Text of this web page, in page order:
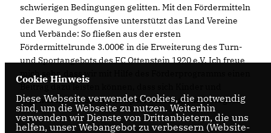
schwierigen Bedingungen gelitten. Mit den Fördermitteln
der Bewegungsoffensive unterstützt das Land Vereine
und Verbände: So fließen aus der ersten
Fördermittelrunde 3.000€ in die Erweiterung des Turn-
und Sportangebots des FC Ottenstein 1920 e.V. Ich freue
mich sehr, dass wir mit Hilfe des Förderprogramms einen
Jugendliche bei Spiel und Sport wieder mehr bewegen.“
Cookie Hinweis
Diese Webseite verwendet Cookies, die notwendig
sind, um die Webseite zu nutzen. Weiterhin
verwenden wir Dienste von Drittanbietern, die uns
helfen, unser Webangebot zu verbessern (Website-